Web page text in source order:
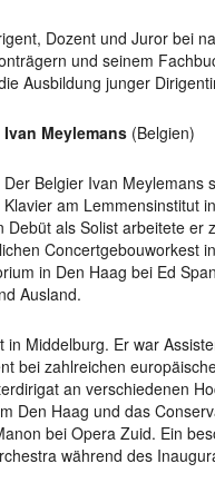
Dozent und Juror bei
und seinem
Ausbildung junger
Ivan Meylemans (Belgien)
Der Belgier Ivan Meylemans
Klavier am Lemmensinstitut
als Solist arbeitete er
Concertgebouworkest
in Den Haag bei Ed
Ausland.
Middelburg. Er war
bei zahlreichen
an verschiedenen
Den Haag und das
bei Opera Zuid. Ein
während des